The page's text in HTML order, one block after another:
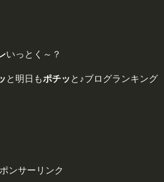
いっとく～？
と明日もポチッ と♪ブログランキング
ンサーリンク